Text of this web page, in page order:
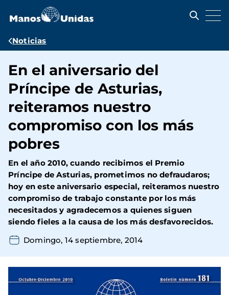
contenido
Ruta
navegación
Noticias
En el aniversario del
Príncipe de Asturias,
reiteramos nuestro
compromiso con los más
pobres
En el año 2010, cuando recibimos el Premio
Príncipe de Asturias, prometimos no defraudaros;
hoy en este aniversario especial, reiteramos nuestro
compromiso de trabajo constante por los más
necesitados y agradecemos a quienes siguen
siendo fieles a la causa de los más desfavorecidos.
Domingo, 14 septiembre, 2014